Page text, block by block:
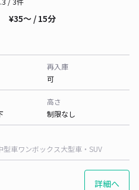
¥35〜 / 15分
再入庫
可
高さ
制限なし
型車ワンボックス大型車・SUV
詳細へ